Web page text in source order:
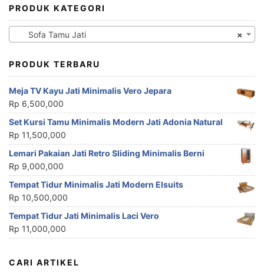
PRODUK KATEGORI
×
Sofa Tamu Jati
PRODUK TERBARU
Meja TV Kayu Jati Minimalis Vero Jepara
Rp 6,500,000
Set Kursi Tamu Minimalis Modern Jati Adonia Natural
Rp 11,500,000
Lemari Pakaian Jati Retro Sliding Minimalis Berni
Rp 9,000,000
Tempat Tidur Minimalis Jati Modern Elsuits
Rp 10,500,000
Tempat Tidur Jati Minimalis Laci Vero
Rp 11,000,000
CARI ARTIKEL